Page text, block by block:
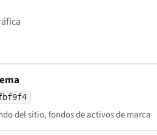
del sitio, fondos de activos de marca